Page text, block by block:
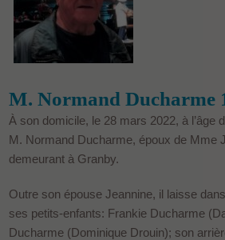
M. Normand Ducharme
À son domicile, le 28 mars 2022, à l’âge
M. Normand Ducharme, époux de Mme
demeurant à Granby.
Outre son épouse Jeannine, il laisse
ses petits-enfants: Frankie Ducharme
Ducharme (Dominique Drouin); son